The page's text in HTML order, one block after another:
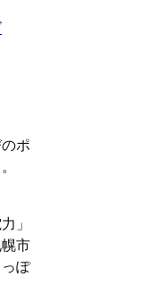
ポ
」
市
っぽ